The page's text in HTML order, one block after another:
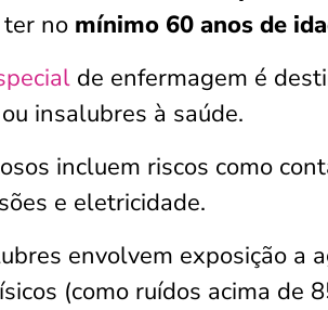
no mínimo 60 anos de
de enfermagem é
insalubres à saúde.
incluem riscos como
e eletricidade.
envolvem exposição a
(como ruídos acima de